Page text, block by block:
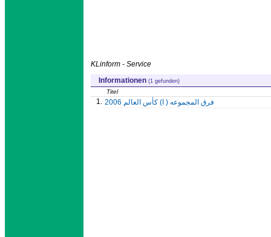
KLinform - Service
Informationen (1 gefunden)
Titel
1. فرق المجموعه ( ا) كأس العالم 2006